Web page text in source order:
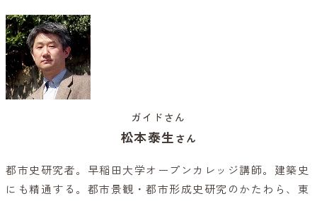
ガイドさん
松本泰生 さん
都市史研究者。早稲田大学オープンカレッジ講師。建築史
にも精通する。都市景観・都市形成史研究のかたわら、東